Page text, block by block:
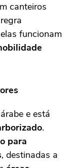
canteiros
funcionam
e está
.
para
, destinadas a